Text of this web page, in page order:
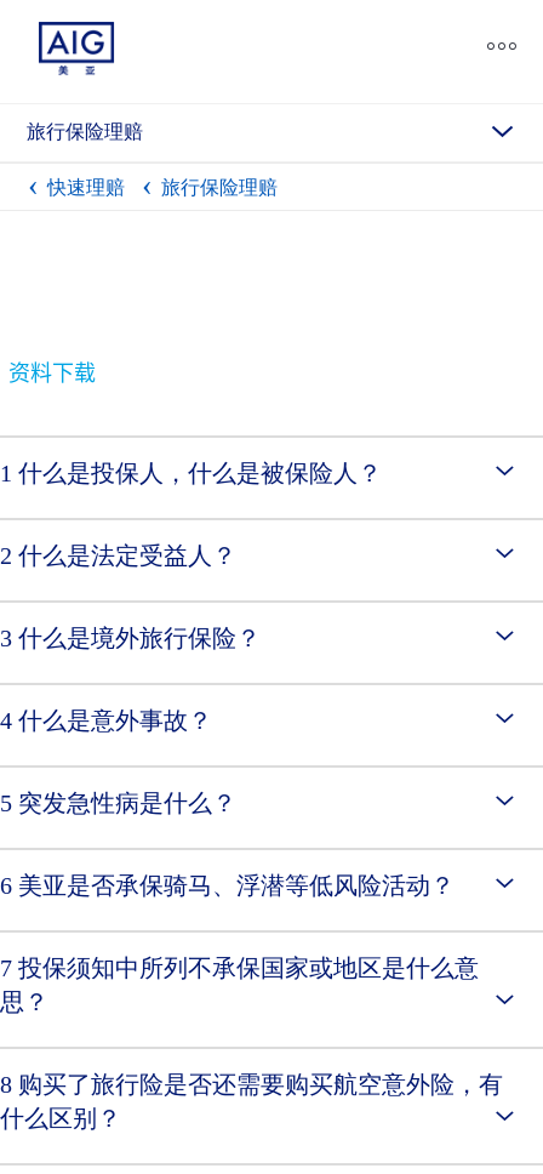
旅行保险理赔 chevron_down
快速理赔 旅行保险理赔
资料下载
1 什么是投保人，什么是被保险人？
2 什么是法定受益人？
3 什么是境外旅行保险？
4 什么是意外事故？
5 突发急性病是什么？
6 美亚是否承保骑马、浮潜等低风险活动？
7 投保须知中所列不承保国家或地区是什么意
思？
8 购买了旅行险是否还需要购买航空意外险，有
什么区别？